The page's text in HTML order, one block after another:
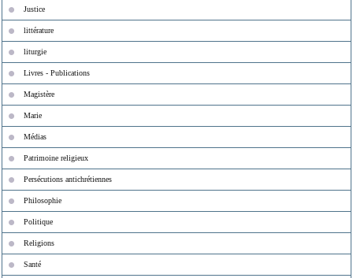
Justice
littérature
liturgie
Livres - Publications
Magistère
Marie
Médias
Patrimoine religieux
Persécutions antichrétiennes
Philosophie
Politique
Religions
Santé